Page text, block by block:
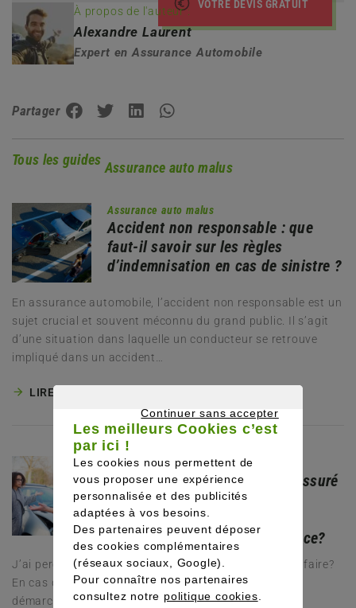
VOTRE DEVIS GRATUIT
À propos de l'auteur :
Alexandre Laurent
Expert en Assurance Automobile
Partager
Tous les guides Assurance auto malus
Assurance auto malus
Accident non responsable : que
faut-il savoir sur les règles
d’indemnisation en cas de sinistre ?
En assurance automobile, l’accident non responsable est un
sujet crucial et souvent méconnu du grand public. Il s’agit
d’une situation dans laquelle un conducteur se retrouve
impliqué dans un accident…
LIRE LA SUITE
Assurance auto malus
J’ai percuté un véhicule non assuré
: comment réagir et quelles
conséquences sur ma
responsabilité et mon assurance?
J’ai percuté un véhicule non assuré et je ne sais quoi faire?
En cas d’accident avec un véhicule non assuré, les
démarches à suivre sont cruciales pour obtenir une
Continuer sans accepter
Les meilleurs Cookies c’est
par ici !
Les cookies nous permettent de
vous proposer une expérience
personnalisée et des publicités
adaptées à vos besoins.
Des partenaires peuvent déposer
des cookies complémentaires
(réseaux sociaux, Google).
Pour connaître nos partenaires
consultez notre politique cookies
CONTINUER SANS ACCEPTER